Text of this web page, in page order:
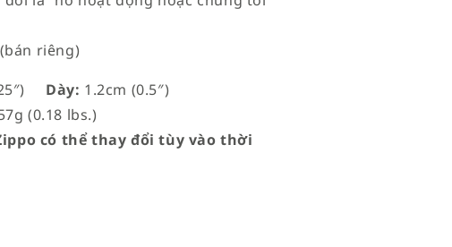
riêng)
Dày: 1.2cm (0.5″)
(0.18 lbs.)
có thể thay đổi tùy vào thời